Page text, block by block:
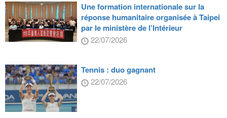
Une formation internationale sur la
réponse humanitaire organisée à Taipei
par le ministère de l’Intérieur
22/07/2026
Tennis : duo gagnant
22/07/2026